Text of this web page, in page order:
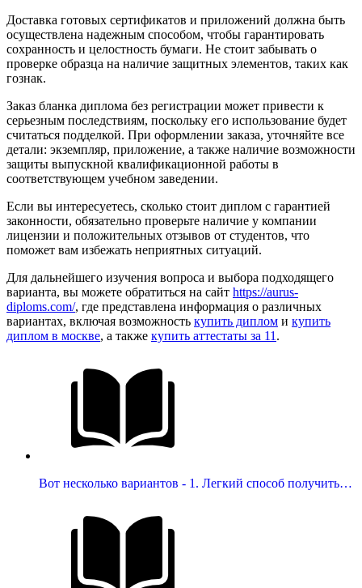
Доставка готовых сертификатов и приложений должна быть
осуществлена надежным способом, чтобы гарантировать
сохранность и целостность бумаги. Не стоит забывать о
проверке образца на наличие защитных элементов, таких как
гознак.
Заказ бланка диплома без регистрации может привести к
серьезным последствиям, поскольку его использование будет
считаться подделкой. При оформлении заказа, уточняйте все
детали: экземпляр, приложение, а также наличие возможности
защиты выпускной квалификационной работы в
соответствующем учебном заведении.
Если вы интересуетесь, сколько стоит диплом с гарантией
законности, обязательно проверьте наличие у компании
лицензии и положительных отзывов от студентов, что
поможет вам избежать неприятных ситуаций.
Для дальнейшего изучения вопроса и выбора подходящего
варианта, вы можете обратиться на сайт https://aurus-
diploms.com/, где представлена информация о различных
вариантах, включая возможность купить диплом и купить
диплом в москве, а также купить аттестаты за 11 .
Вот несколько вариантов - 1. Легкий способ получить…